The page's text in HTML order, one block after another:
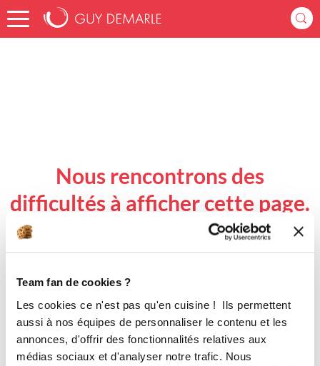
Team fan de cookies ?
Les cookies ce n'est pas qu'en cuisine ! Ils permettent
aussi à nos équipes de personnaliser le contenu et les
annonces, d'offrir des fonctionnalités relatives aux
médias sociaux et d'analyser notre trafic. Nous
Accueil
Nous rencontrons des
difficultés à afficher cette page.